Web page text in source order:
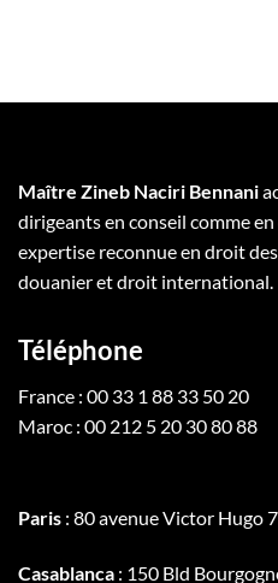
Maître Zineb Naciri Bennani
dirigeants en conseil comme
expertise reconnue en droit
douanier et droit international.
Téléphone
France : 00 33 1 88 33 50 20
Maroc : 00 212 5 20 30 80 88
Paris : 80 avenue Victor Hugo
Casablanca : 150 Bld